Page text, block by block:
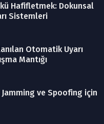
Hafifletmek: Dokunsal
Sistemleri
Otomatik Uyarı
Mantığı
Jamming ve Spoofing için